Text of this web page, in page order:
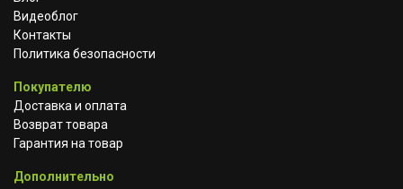
Видеоблог
Контакты
Политика безопасности
Покупателю
Доставка и оплата
Возврат товара
Гарантия на товар
Дополнительно